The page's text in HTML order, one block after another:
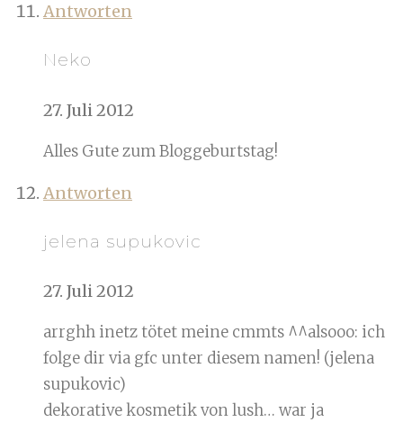
Antworten
Neko
27. Juli 2012
Alles Gute zum Bloggeburtstag!
Antworten
jelena supukovic
27. Juli 2012
arrghh inetz tötet meine cmmts ^^alsooo: ich
folge dir via gfc unter diesem namen! (jelena
supukovic)
dekorative kosmetik von lush… war ja